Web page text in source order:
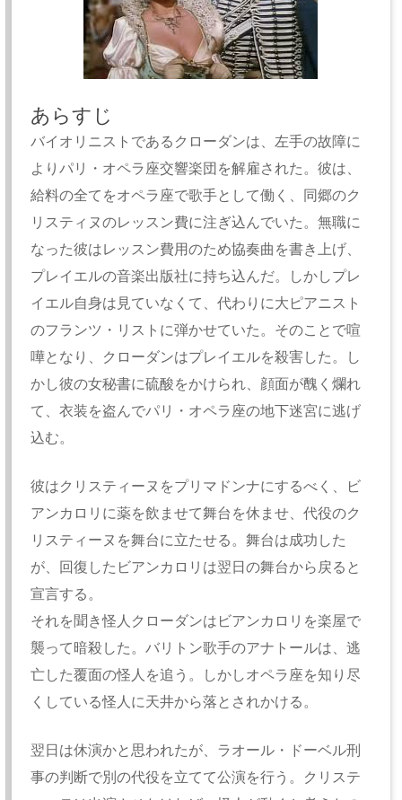
あらすじ
バイオリニストであるクローダンは、左手の故障に
よりパリ・オペラ座交響楽団を解雇された。彼は、
給料の全てをオペラ座で歌手として働く、同郷のク
リスティヌのレッスン費に注ぎ込んでいた。無職に
なった彼はレッスン費用のため協奏曲を書き上げ、
プレイエルの音楽出版社に持ち込んだ。しかしプレ
イエル自身は見ていなくて、代わりに大ピアニスト
のフランツ・リストに弾かせていた。そのことで喧
嘩となり、クローダンはプレイエルを殺害した。し
かし彼の女秘書に硫酸をかけられ、顔面が醜く爛れ
て、衣装を盗んでパリ・オペラ座の地下迷宮に逃げ
込む。
彼はクリスティーヌをプリマドンナにするべく、ビ
アンカロリに薬を飲ませて舞台を休ませ、代役のク
リスティーヌを舞台に立たせる。舞台は成功した
が、回復したビアンカロリは翌日の舞台から戻ると
宣言する。
それを聞き怪人クローダンはビアンカロリを楽屋で
襲って暗殺した。バリトン歌手のアナトールは、逃
亡した覆面の怪人を追う。しかしオペラ座を知り尽
くしている怪人に天井から落とされかける。
翌日は休演かと思われたが、ラオール・ドーベル刑
事の判断で別の代役を立てて公演を行う。クリステ